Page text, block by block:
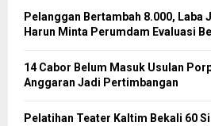
Pelanggan Bertambah 8.000, Laba
Harun Minta Perumdam Evaluasi
14 Cabor Belum Masuk Usulan
Anggaran Jadi Pertimbangan
Pelatihan Teater Kaltim Bekali 60